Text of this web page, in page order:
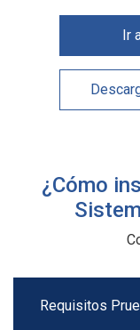
Ir
¿Cómo
Requisitos